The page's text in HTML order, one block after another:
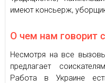
имеют консьерж,
О чем нам говорит
Несмотря на все
предлагает
Работа в Украине